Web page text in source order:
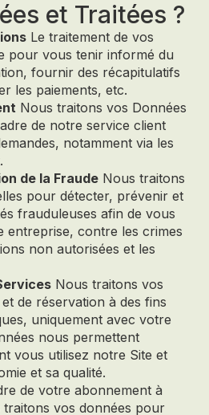
et Traitées ?
Le traitement de vos
pour vous tenir informé du
fournir des récapitulatifs
les paiements, etc.
Nous traitons vos Données
de notre service client
notamment via les
de la Fraude Nous traitons
pour détecter, prévenir et
frauduleuses afin de vous
entreprise, contre les crimes
non autorisées et les
Nous traitons vos
de réservation à des fins
uniquement avec votre
nous permettent
vous utilisez notre Site et
et sa qualité.
de votre abonnement à
vos données pour